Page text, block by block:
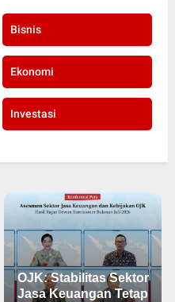
Bisnis
Ekonomi
Investasi
OJK: Stabilitas Sektor
Jasa Keuangan Tetap